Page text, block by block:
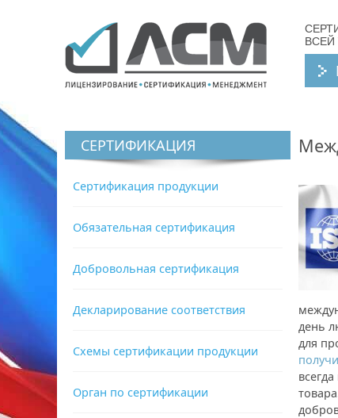
ВСЕЙ
СЕРТИФИКАЦИЯ
Сертификация продукции
Обязательная сертификация
Добровольная сертификация
Декларирование соответствия
Схемы сертификации продукции
Орган по сертификации
день
для